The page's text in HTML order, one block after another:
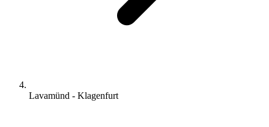
Lavamünd - Klagenfurt